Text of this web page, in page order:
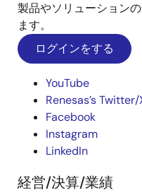
製品やソリューション
ます。
ログインをする
YouTube
Renesas’s Twitter/
Facebook
Instagram
LinkedIn
経営/決算/業績